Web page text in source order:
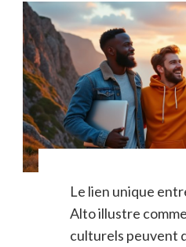
Le lien unique
Alto illustre
culturels peuvent